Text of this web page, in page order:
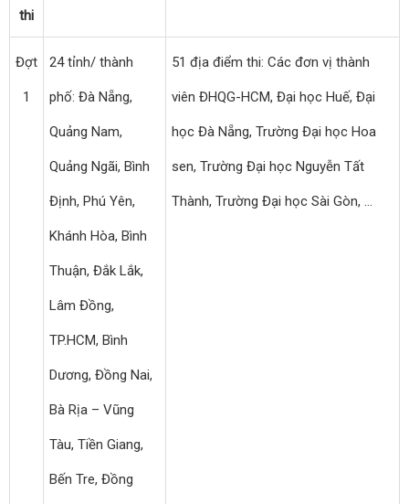
thi
Đợt
1
24 tỉnh/ thành
phố: Đà Nẵng,
Quảng Nam,
Quảng Ngãi, Bình
Định, Phú Yên,
Khánh Hòa, Bình
Thuận, Đắk Lắk,
Lâm Đồng,
TP.HCM, Bình
Dương, Đồng Nai,
Bà Rịa – Vũng
Tàu, Tiền Giang,
Bến Tre, Đồng
51 địa điểm thi: Các đơn vị thành
viên ĐHQG-HCM, Đại học Huế, Đại
học Đà Nẵng, Trường Đại học Hoa
sen, Trường Đại học Nguyễn Tất
Thành, Trường Đại học Sài Gòn, …